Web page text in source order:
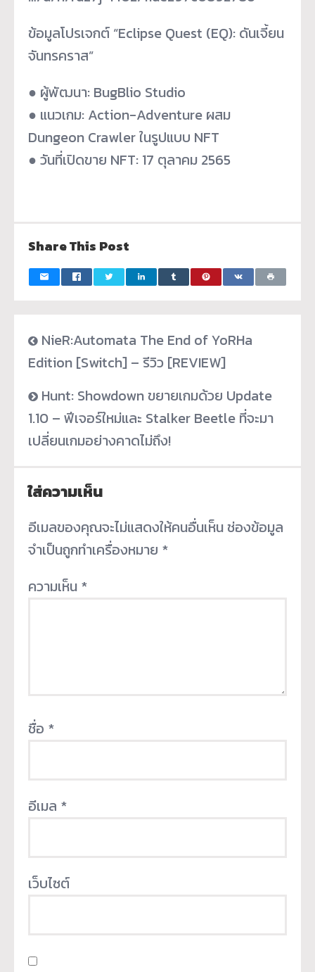
ข้อมูลโปรเจกต์ “Eclipse Quest (EQ): ดันเจี้ยน
จันทรคราส”
● ผู้พัฒนา: BugBlio Studio
● แนวเกม: Action-Adventure ผสม
Dungeon Crawler ในรูปแบบ NFT
● วันที่เปิดขาย NFT: 17 ตุลาคม 2565
Share This Post
NieR:Automata The End of YoRHa
Edition [Switch] – รีวิว [REVIEW]
Hunt: Showdown ขยายเกมด้วย Update
1.10 – ฟีเจอร์ใหม่และ Stalker Beetle ที่จะมา
เปลี่ยนเกมอย่างคาดไม่ถึง!
ใส่ความเห็น
อีเมลของคุณจะไม่แสดงให้คนอื่นเห็น ช่องข้อมูล
จำเป็นถูกทำเครื่องหมาย *
ความเห็น *
ชื่อ *
อีเมล *
เว็บไซต์